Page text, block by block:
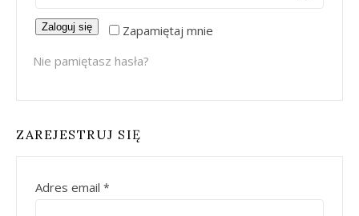
Zapamiętaj mnie
Zaloguj się
Nie pamiętasz hasła?
ZAREJESTRUJ SIĘ
Adres email *